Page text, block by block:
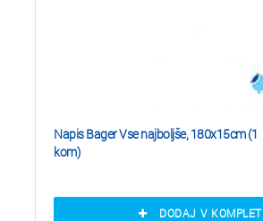
Napis Bager Vse najboljše, 180x15cm (1
kom)
DODAJ V KOMPLET